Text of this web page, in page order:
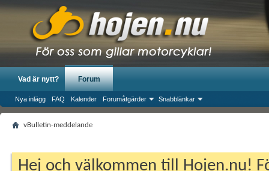
Vad är nytt? Forum
Nya inlägg FAQ Kalender Forumåtgärder Snabblänkar
vBulletin-meddelande
Hej och välkommen till Hojen.nu!